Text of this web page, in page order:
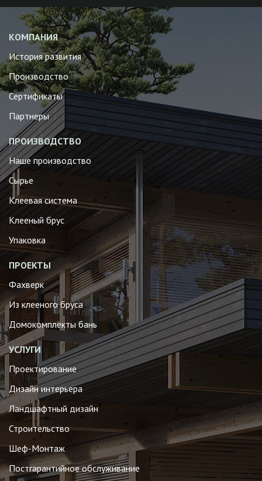
КОМПАНИЯ
История развития
Производство
Сертификаты
Партнеры
ПРОИЗВОДСТВО
Наше производство
Сырье
Клеевая система
Клееный брус
Упаковка
ПРОЕКТЫ
Фахверк
Из клееного бруса
Домокомплекты бань
УСЛУГИ
Проектирование
Дизайн интерьера
Ландшафтный дизайн
Строительство
Шеф-Монтаж
Постгарантийное обслуживание